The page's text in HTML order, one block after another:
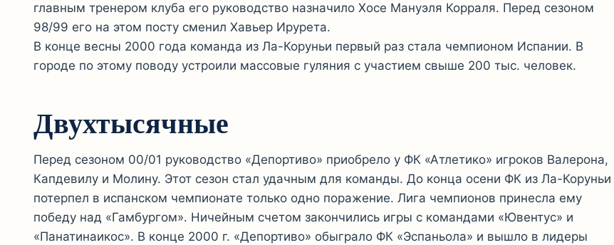
главным тренером клуба его руководство назначило Хосе Мануэля Корраля. Перед сезоном
98/99 его на этом посту сменил Хавьер Ирурета.
В конце весны 2000 года команда из Ла-Коруньи первый раз стала чемпионом Испании. В
городе по этому поводу устроили массовые гуляния с участием свыше 200 тыс. человек.
Двухтысячные
Перед сезоном 00/01 руководство «Депортиво» приобрело у ФК «Атлетико» игроков Валерона,
Капдевилу и Молину. Этот сезон стал удачным для команды. До конца осени ФК из Ла-Коруньи
потерпел в испанском чемпионате только одно поражение. Лига чемпионов принесла ему
победу над «Гамбургом». Ничейным счетом закончились игры с командами «Ювентус» и
«Панатинаикос». В конце 2000 г. «Депортиво» обыграло ФК «Эспаньола» и вышло в лидеры